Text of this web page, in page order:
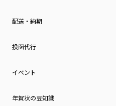
配送・納期
投函代行
イベント
年賀状の豆知識